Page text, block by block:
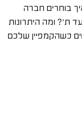
בוחרים חברה
ת'? ומה היתרונות
כשהקמפיין שלכם